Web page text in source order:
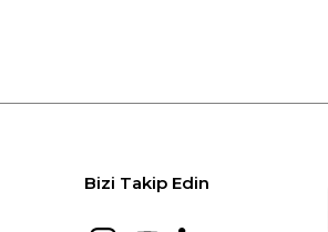
Bizi Takip Edin